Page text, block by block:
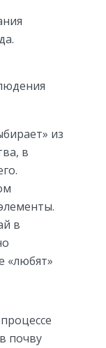
из
в
в
«любят»
почву